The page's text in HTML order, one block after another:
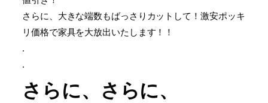
さらに、大きな端数もばっさりカットして！激安ポッキ
リ価格で家具を大放出いたします！！
.
.
さらに、さらに、